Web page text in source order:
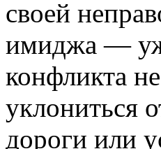
своей
имиджа —
конфликта
уклониться
дороги или